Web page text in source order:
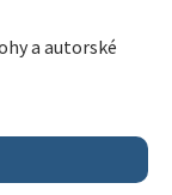
a autorské